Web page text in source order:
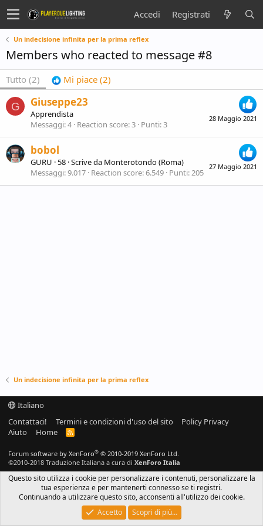
Accedi Registrati
Un indecisione infinita per la prima reflex
Members who reacted to message #8
Tutto (2) Mi piace (2)
G
28 Maggio 2021
Giuseppe23
Apprendista
Messaggi 4 Reaction score 3 Punti 3
27 Maggio 2021
bobol
GURU ·58 ·Scrive da Monterotondo (Roma)
Messaggi 9.017 Reaction score 6.549 Punti 205
Un indecisione infinita per la prima reflex
Italiano
Contattaci!
Termini e condizioni d'uso del sito
Policy Privacy
Aiuto
Home
R
Forum software by XenForo® © 2010-2019 XenForo Ltd.
©2010-2018 Traduzione Italiana a cura di XenForo Italia
Questo sito utilizza i cookie per personalizzare i contenuti, personalizzare la
tua esperienza e per mantenerti connesso se ti registri.
Continuando a utilizzare questo sito, acconsenti all'utilizzo dei cookie.
Accetto
Scopri di più…